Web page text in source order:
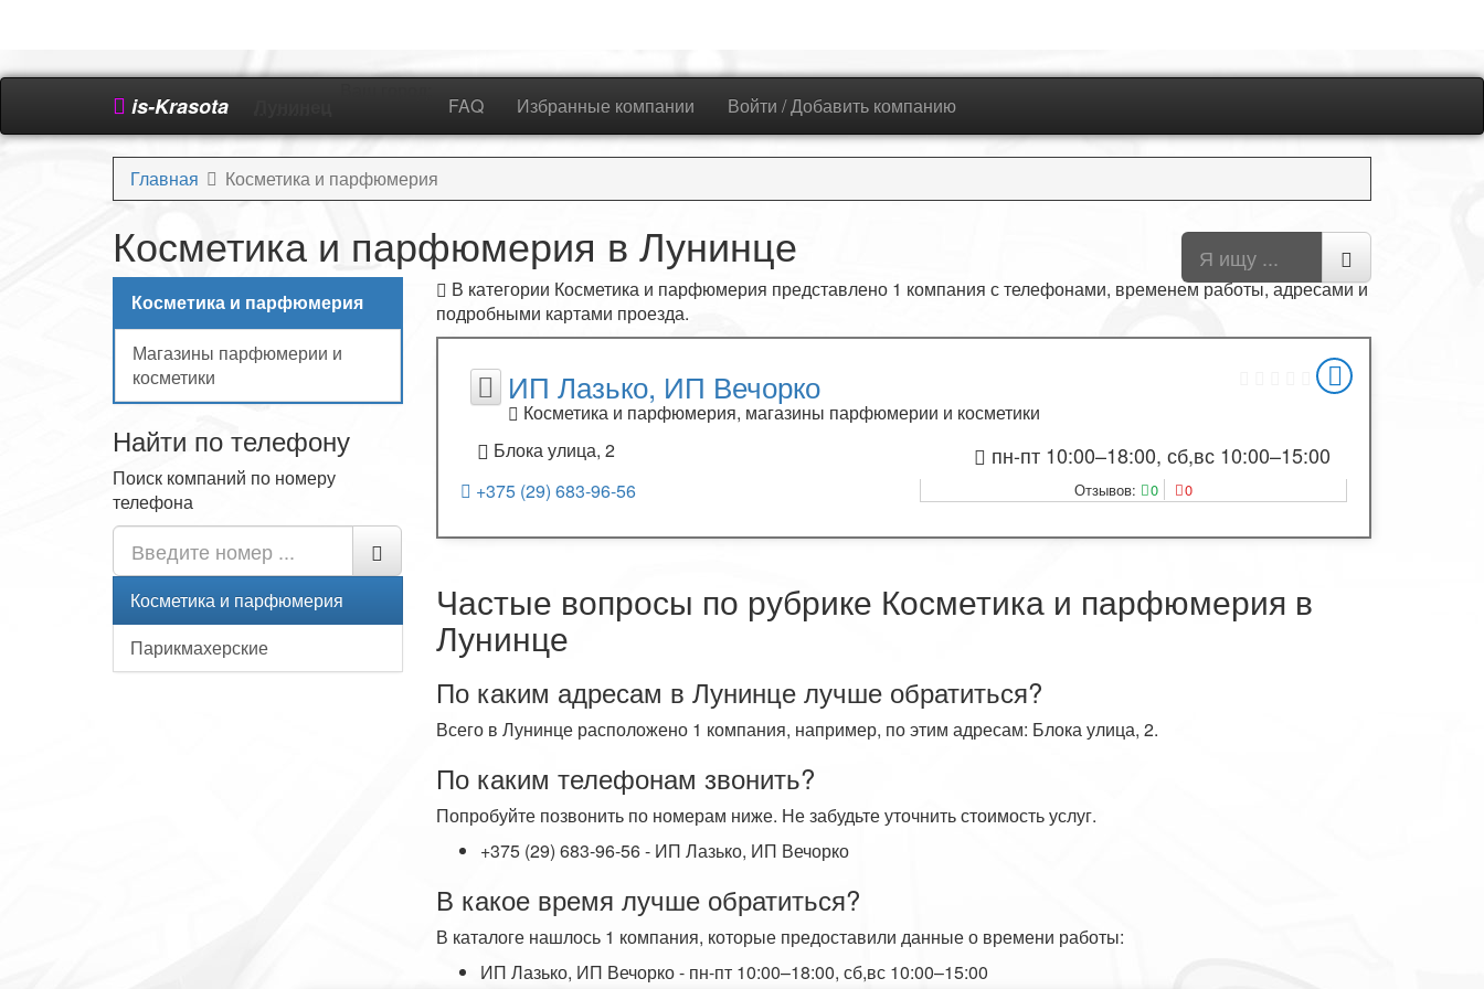
is-Krasota FAQ Избранные компании Войти / Добавить компанию
Главная Косметика и парфюмерия
Косметика и парфюмерия в Лунинце
В категории Косметика и парфюмерия представлено 1 компания с телефонами, временем работы, адресами и
подробными картами проезда.
ИП Лазько, ИП Вечорко
Косметика и парфюмерия, магазины парфюмерии и косметики
Блока улица, 2
пн-пт 10:00–18:00, сб,вс 10:00–15:00
+375 (29) 683-96-56 Отзывов: 0 0
Частые вопросы по рубрике Косметика и парфюмерия в
Лунинце
По каким адресам в Лунинце лучше обратиться?
Всего в Лунинце расположено 1 компания, например, по этим адресам: Блока улица, 2.
По каким телефонам звонить?
Попробуйте позвонить по номерам ниже. Не забудьте уточнить стоимость услуг.
+375 (29) 683-96-56 - ИП Лазько, ИП Вечорко
В какое время лучше обратиться?
В каталоге нашлось 1 компания, которые предоставили данные о времени работы:
ИП Лазько, ИП Вечорко - пн-пт 10:00–18:00, сб,вс 10:00–15:00
Косметика и парфюмерия
Магазины парфюмерии и
косметики
Найти по телефону
Поиск компаний по номеру
телефона
Косметика и парфюмерия
Парикмахерские